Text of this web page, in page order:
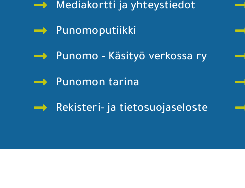
Mediakortti ja yhteystiedot
Punomoputiikki
Punomo - Käsityö verkossa ry
Punomon tarina
Rekisteri- ja tietosuojaseloste